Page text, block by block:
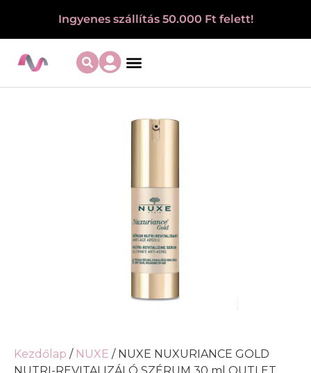
Ingyenes szállítás 50.000 Ft felett!
Kezdőlap / NUXE / NUXE NUXURIANCE GOLD